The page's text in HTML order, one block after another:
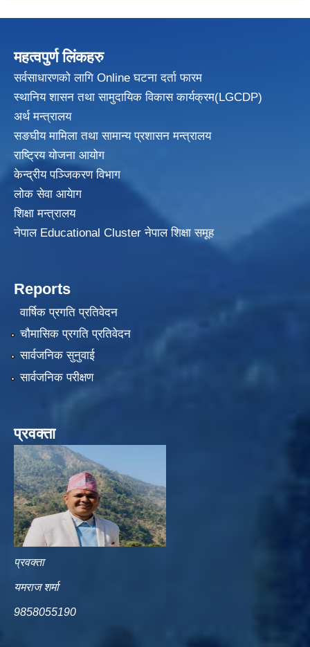
महत्वपुर्ण लिंकहरु
सर्वसाधारणको लागि Online घटना दर्ता फारम
स्थानिय शासन तथा सामुदायिक विकासकार्यक्रम(LGCDP)
अर्थ मन्त्रालय
सङघीय मामिला तथा सामान्य प्रशासन मन्त्रालय
राष्ट्रिय योजना आयोग
केन्द्रीय पञ्जिकरण विभाग
लोक सेवा आयेाग
शिक्षा मन्त्रालय
नेपाल Educational Cluster नेपाल शिक्षा समूह
Reports
वार्षिक प्रगति प्रतिवेदन
चौमासिक प्रगति प्रतिवेदन
सार्वजनिक सुनुवाई
सार्वजनिक परीक्षण
प्रवक्ता
प्रवक्ता
यमराज शर्मा
9858055190